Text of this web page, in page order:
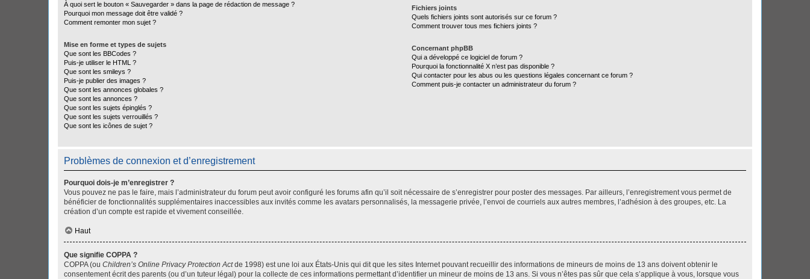
À quoi sert le bouton « Sauvegarder » dans la page de rédaction de message ?
Pourquoi mon message doit être validé ?
Comment remonter mon sujet ?
Mise en forme et types de sujets
Que sont les BBCodes ?
Puis-je utiliser le HTML ?
Que sont les smileys ?
Puis-je publier des images ?
Que sont les annonces globales ?
Que sont les annonces ?
Que sont les sujets épinglés ?
Que sont les sujets verrouillés ?
Que sont les icônes de sujet ?
Fichiers joints
Quels fichiers joints sont autorisés sur ce forum ?
Comment trouver tous mes fichiers joints ?
Concernant phpBB
Qui a développé ce logiciel de forum ?
Pourquoi la fonctionnalité X n’est pas disponible ?
Qui contacter pour les abus ou les questions légales concernant ce forum ?
Comment puis-je contacter un administrateur du forum ?
Problèmes de connexion et d’enregistrement
Pourquoi dois-je m’enregistrer ?
Vous pouvez ne pas le faire, mais l’administrateur du forum peut avoir configuré les forums afin qu’il soit nécessaire de s’enregistrer pour poster des messages. Par ailleurs, l’enregistrement vous permet de
bénéficier de fonctionnalités supplémentaires inaccessibles aux invités comme les avatars personnalisés, la messagerie privée, l’envoi de courriels aux autres membres, l’adhésion à des groupes, etc. La
création d’un compte est rapide et vivement conseillée.
Haut
Que signifie COPPA ?
COPPA (ou Children’s Online Privacy Protection Actde 1998) est une loi aux États-Unis qui dit que les sites Internet pouvant recueillir des informations de mineurs de moins de 13 ans doivent obtenir le
consentement écrit des parents (ou d’un tuteur légal) pour la collecte de ces informations permettant d’identifier un mineur de moins de 13 ans. Si vous n’êtes pas sûr que cela s’applique à vous, lorsque vous